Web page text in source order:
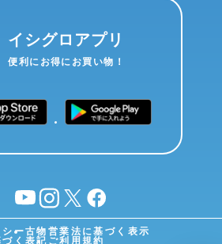
イシグロアプリ
便利にお得にお買い物！
YouTubeinstagram
X facebook
ー古物営業法に基づく表示
く表記 ご利用規約